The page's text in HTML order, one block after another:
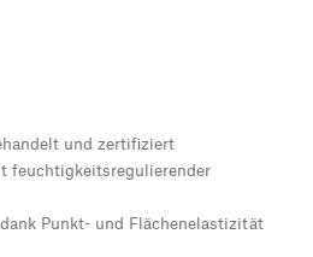
und zertifiziert
feuchtigkeitsregulierender
Punkt- und Flächenelastizität